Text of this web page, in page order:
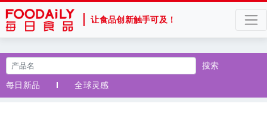
让食品创新触手可及！
搜索
每日新品
全球灵感